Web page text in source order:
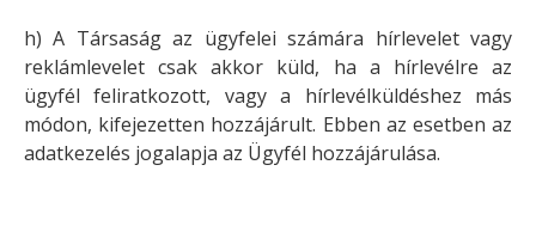
h) A Társaság az ügyfelei számára hírlevelet vagy
reklámlevelet csak akkor küld, ha a hírlevélre az
ügyfél feliratkozott, vagy a hírlevélküldéshez más
módon, kifejezetten hozzájárult. Ebben az esetben az
adatkezelés jogalapja az Ügyfél hozzájárulása.